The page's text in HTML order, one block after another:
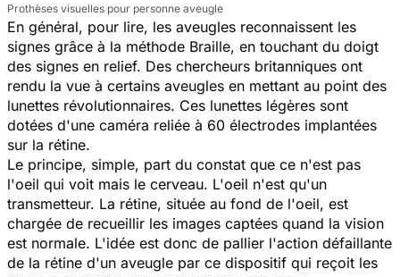
Prothèses visuelles pour personne aveugle
En général, pour lire, les aveugles reconnaissent les
signes grâce à la méthode Braille, en touchant du doigt
des signes en relief. Des chercheurs britanniques ont
rendu la vue à certains aveugles en mettant au point des
lunettes révolutionnaires. Ces lunettes légères sont
dotées d'une caméra reliée à 60 électrodes implantées
sur la rétine.
Le principe, simple, part du constat que ce n'est pas
l'oeil qui voit mais le cerveau. L'oeil n'est qu'un
transmetteur. La rétine, située au fond de l'oeil, est
chargée de recueillir les images captées quand la vision
est normale. L'idée est donc de pallier l'action défaillante
de la rétine d'un aveugle par ce dispositif qui reçoit les